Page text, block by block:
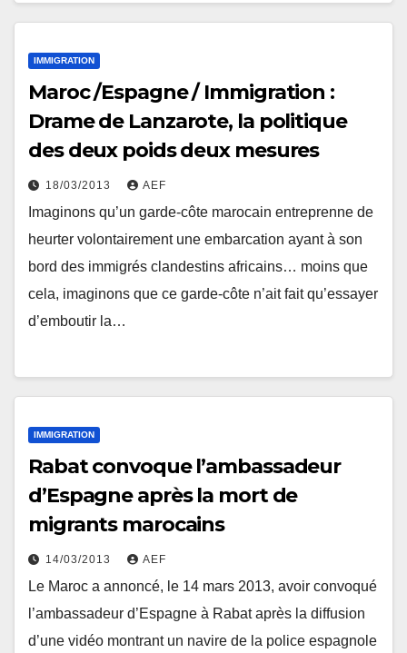
IMMIGRATION
Maroc /Espagne / Immigration :
Drame de Lanzarote, la politique
des deux poids deux mesures
18/03/2013 AEF
Imaginons qu’un garde-côte marocain entreprenne de
heurter volontairement une embarcation ayant à son
bord des immigrés clandestins africains… moins que
cela, imaginons que ce garde-côte n’ait fait qu’essayer
d’emboutir la…
IMMIGRATION
Rabat convoque l’ambassadeur
d’Espagne après la mort de
migrants marocains
14/03/2013 AEF
Le Maroc a annoncé, le 14 mars 2013, avoir convoqué
l’ambassadeur d’Espagne à Rabat après la diffusion
d’une vidéo montrant un navire de la police espagnole